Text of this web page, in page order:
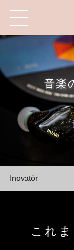
音楽
Inovatör
これ